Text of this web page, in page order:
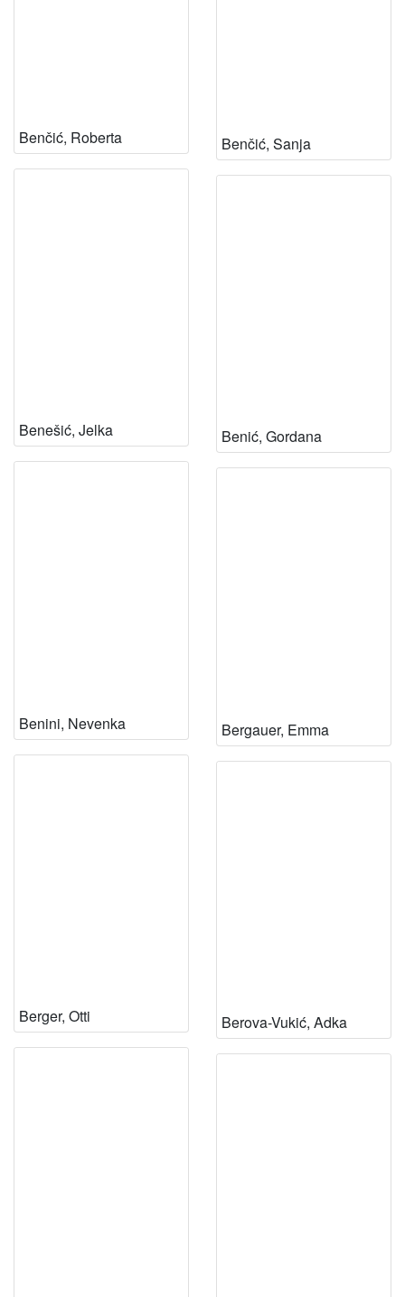
Benčić, Roberta Benčić, Sanja
Benešić, Jelka Benić, Gordana
Benini, Nevenka Bergauer, Emma
Berger, Otti Berova-Vukić, Adka